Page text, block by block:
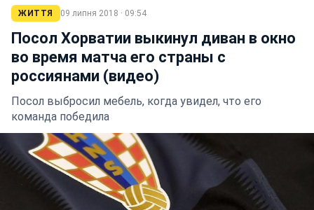
ЖИТТЯ 09 липня 2018 · 09:54
Посол Хорватии выкинул диван в окно
во время матча его страны с
россиянами (видео)
Посол выбросил мебель, когда увидел, что его
команда победила